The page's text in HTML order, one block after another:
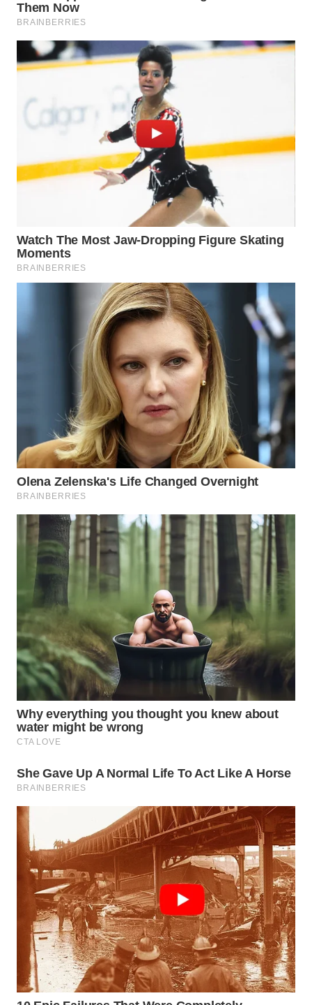
PRIANGAN
TIMUR
WN
WN
SOLO
WN
BOROBUDUR
MADURA
WN
SURABAYA
NATUNA
WN
MANDALIKA
WN
LIKUPANG
WN
LABUANBAJO
Wahana
Media
Group
WAHANA
NEWS
WAHANA
WAHANA
ADVOKAT
WAHANA
INFRASTRUKTUR
WAHANA
KONSUMEN
WAHANA
LISTRIK